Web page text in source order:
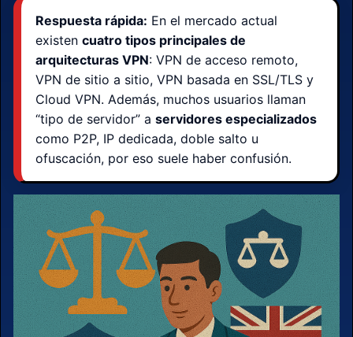
Respuesta rápida: En el mercado actual
existen cuatro tipos principales de
arquitecturas VPN: VPN de acceso remoto,
VPN de sitio a sitio, VPN basada en SSL/TLS y
Cloud VPN. Además, muchos usuarios llaman
“tipo de servidor” a servidores especializados
como P2P, IP dedicada, doble salto u
ofuscación, por eso suele haber confusión.